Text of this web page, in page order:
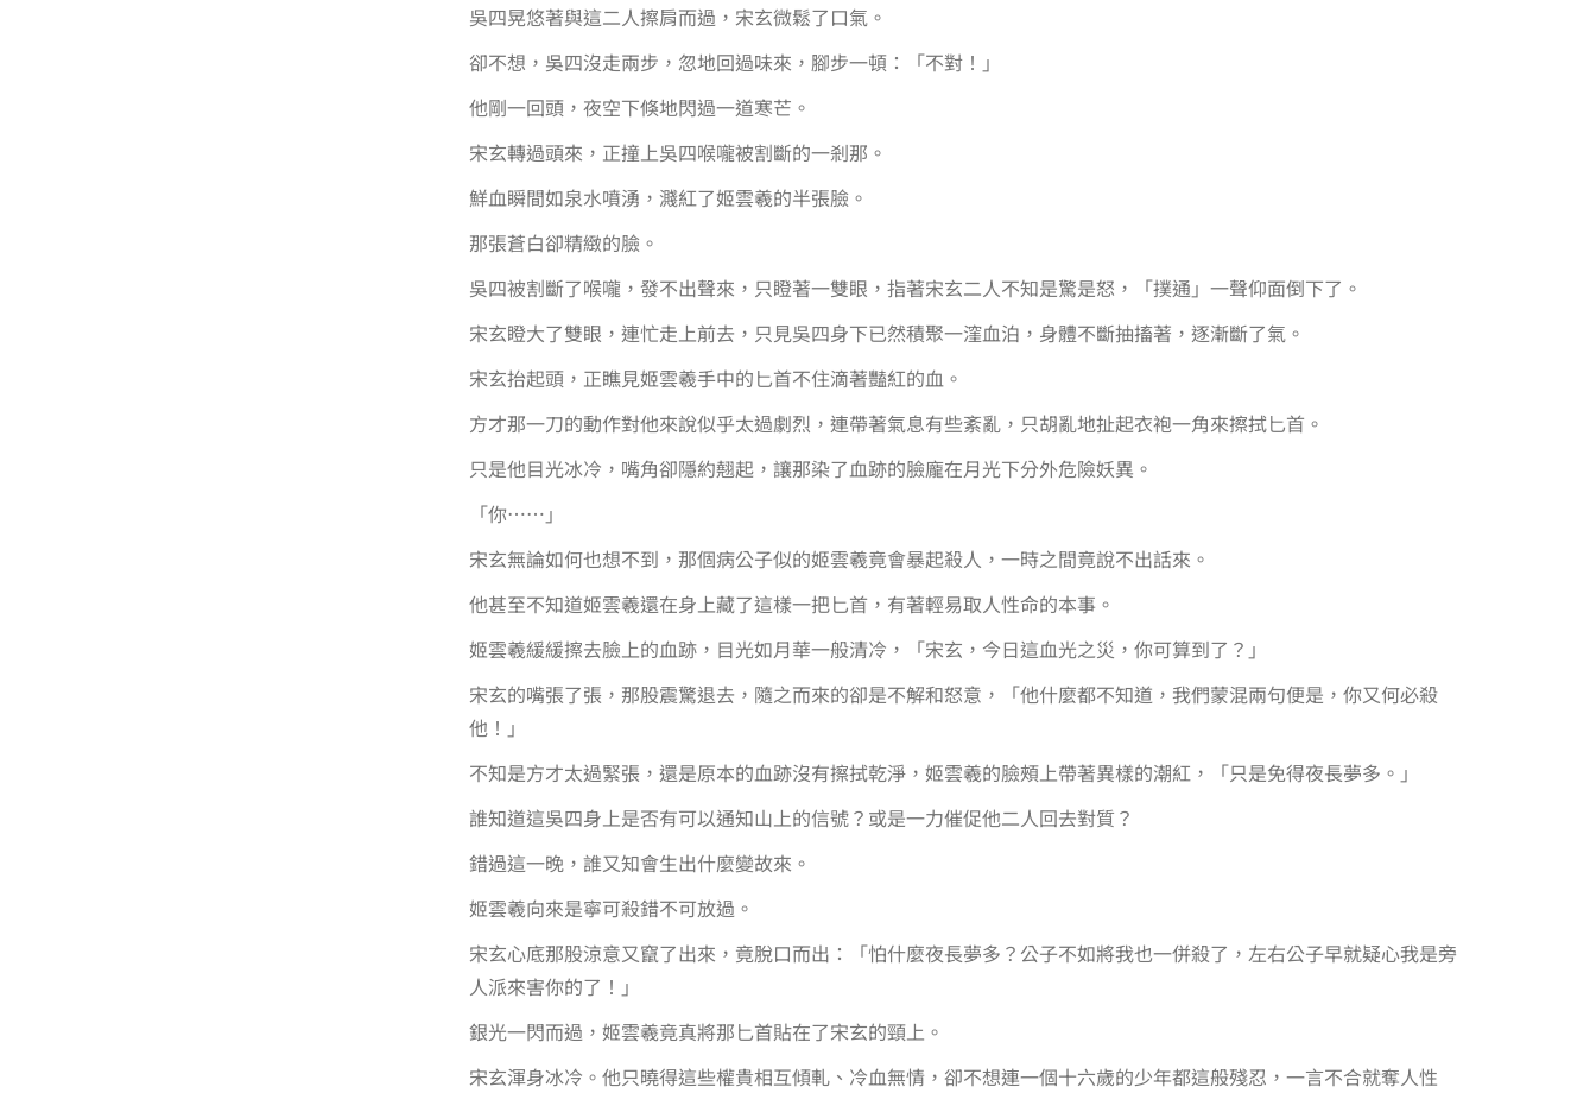
吳四晃悠著與這二人擦肩而過，宋玄微鬆了口氣。
卻不想，吳四沒走兩步，忽地回過味來，腳步一頓：「不對！」
他剛一回頭，夜空下倏地閃過一道寒芒。
宋玄轉過頭來，正撞上吳四喉嚨被割斷的一剎那。
鮮血瞬間如泉水噴湧，濺紅了姬雲羲的半張臉。
那張蒼白卻精緻的臉。
吳四被割斷了喉嚨，發不出聲來，只瞪著一雙眼，指著宋玄二人不知是驚是怒，「撲通」一聲仰面倒下了。
宋玄瞪大了雙眼，連忙走上前去，只見吳四身下已然積聚一漥血泊，身體不斷抽搐著，逐漸斷了氣。
宋玄抬起頭，正瞧見姬雲羲手中的匕首不住滴著豔紅的血。
方才那一刀的動作對他來說似乎太過劇烈，連帶著氣息有些紊亂，只胡亂地扯起衣袍一角來擦拭匕首。
只是他目光冰冷，嘴角卻隱約翹起，讓那染了血跡的臉龐在月光下分外危險妖異。
「你……」
宋玄無論如何也想不到，那個病公子似的姬雲羲竟會暴起殺人，一時之間竟說不出話來。
他甚至不知道姬雲羲還在身上藏了這樣一把匕首，有著輕易取人性命的本事。
姬雲羲緩緩擦去臉上的血跡，目光如月華一般清冷，「宋玄，今日這血光之災，你可算到了？」
宋玄的嘴張了張，那股震驚退去，隨之而來的卻是不解和怒意，「他什麼都不知道，我們蒙混兩句便是，你又何必殺
他！」
不知是方才太過緊張，還是原本的血跡沒有擦拭乾淨，姬雲羲的臉頰上帶著異樣的潮紅，「只是免得夜長夢多。」
誰知道這吳四身上是否有可以通知山上的信號？或是一力催促他二人回去對質？
錯過這一晚，誰又知會生出什麼變故來。
姬雲羲向來是寧可殺錯不可放過。
宋玄心底那股涼意又竄了出來，竟脫口而出：「怕什麼夜長夢多？公子不如將我也一併殺了，左右公子早就疑心我是旁
人派來害你的了！」
銀光一閃而過，姬雲羲竟真將那匕首貼在了宋玄的頸上。
宋玄渾身冰冷。他只曉得這些權貴相互傾軋、冷血無情，卻不想連一個十六歲的少年都這般殘忍，一言不合就奪人性